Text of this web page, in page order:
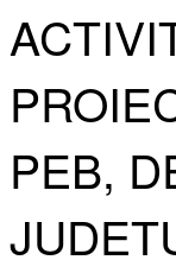
PEB,